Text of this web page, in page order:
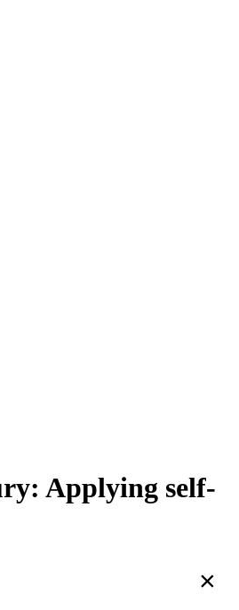
Applying self-
×